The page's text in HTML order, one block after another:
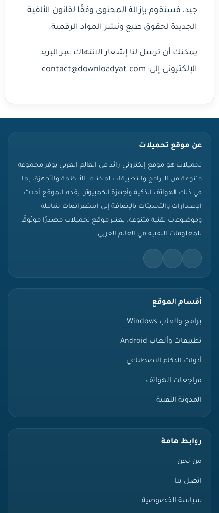
جيد، فسنقوم بإزالة المحتوى وفقًا لقانون الألفية
الجديدة لحقوق طبع ونشر المواد الرقمية.
يمكنك أن ترسل لنا إشعار الانتهاك عبر البريد
الإلكتروني إلى: contact@downloadyat.com
عن موقع تحميلات
تحميلات هو موقع إلكتروني رائد في العالم العربي يوفر مجموعة
متنوعة من البرامج والتطبيقات لمختلف الأنظمة والأجهزة، بما
في ذلك الهواتف الذكية وأجهزة الكمبيوتر. يقدم الموقع أحدث
الإصدارات والتحديثات بالإضافة إلى استعراضات شاملة
وموضوعات تقنية متنوعة. يعتبر موقع تحميلات مصدرًا موثوقًا
للمعلومات التقنية في العالم العربي.
أقسام الموقع
برامج وألعاب Windows
تطبيقات وألعاب Android
أدوات الذكاء الاصطناعي
مراجعات الهواتف
المدونة التقنية
روابط هامة
من نحن
اتصل بنا
سياسة الخصوصية